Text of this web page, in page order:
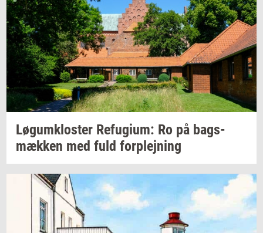
Løgum­klo­ster Re­fu­gi­um: Ro på bags­
mæk­ken med fuld for­plej­ning